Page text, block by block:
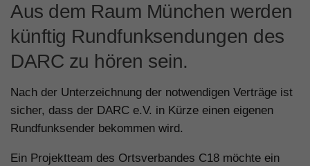
Aus dem Raum München werden
künftig Rundfunksendungen des
DARC zu hören sein.
Nach der Unterzeichnung der notwendigen Verträge ist
sicher, dass der DARC e.V. in Kürze einen eigenen
Rundfunksender bekommen wird.
Ein Projektteam des Ortsverbandes C18 möchte ein